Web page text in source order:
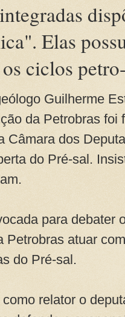
Elas
ciclos
Guilherme
da Petrobras foi
Câmara dos
do Pré-sal.
para debater
Petrobras atuar
do Pré-sal.
relator o